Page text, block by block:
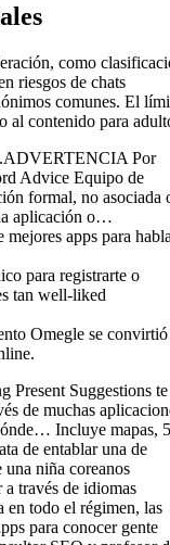
como
riesgos de chats
comunes. El
al contenido para
Por
Advice Equipo de
formal, no asociada
aplicación o…
apps para
para registrarte o
tan well-liked
Omegle se convirtió
Present Suggestions te
de muchas
Incluye mapas, 5
de entablar una de
niña coreanos
través de idiomas
en todo el régimen, las
para conocer gente